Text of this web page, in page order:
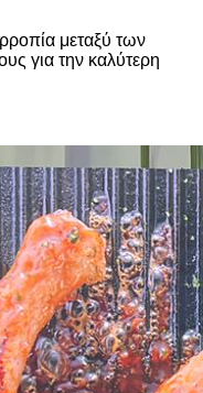
μεταξύ των
για την καλύτερη